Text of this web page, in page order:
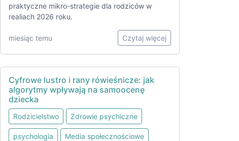
praktyczne mikro-strategie dla rodziców w
realiach 2026 roku.
miesiąc temu Czytaj więcej
Cyfrowe lustro i rany rówieśnicze: jak
algorytmy wpływają na samoocenę
dziecka
Rodzicielstwo Zdrowie psychiczne
psychologia Media społecznościowe